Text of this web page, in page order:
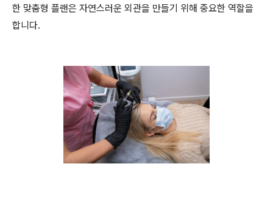
한 맞춤형 플랜은 자연스러운 외관을 만들기 위해 중요한 역할을
합니다.